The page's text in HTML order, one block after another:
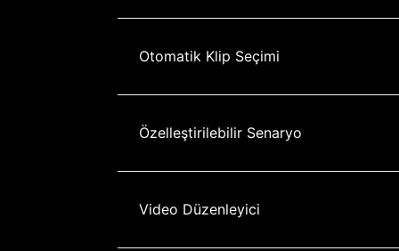
Otomatik Klip Seçimi
Özelleştirilebilir Senaryo
Video Düzenleyici